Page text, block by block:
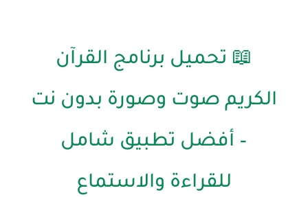
📖 تحميل برنامج القرآن
الكريم صوت وصورة بدون نت
– أفضل تطبيق شامل
للقراءة والاستماع